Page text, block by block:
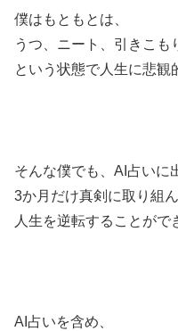
僕はもともとは、
うつ、ニート、引きこも
という状態で人生に悲観
そんな僕でも、AI占いに
3か月だけ真剣に取り組ん
人生を逆転することがで
AI占いを含め、